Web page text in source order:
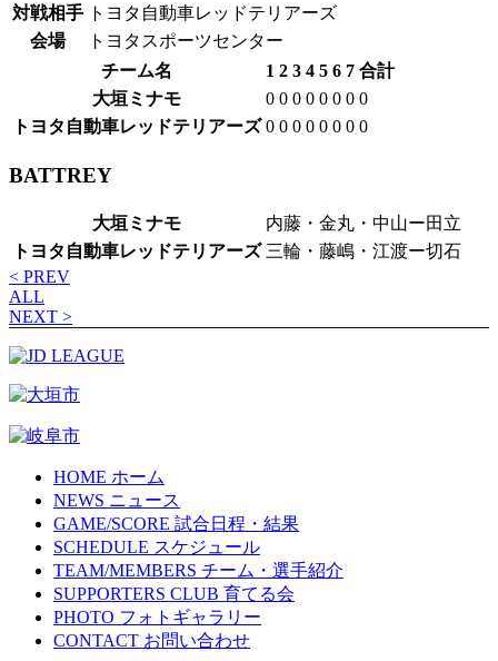
対戦相手 トヨタ自動車レッドテリアーズ
会場
トヨタスポーツセンター
チーム名
1 2 3 4 5 6 7 合計
大垣ミナモ
0 0 0 0 0 0 0 0
トヨタ自動車レッドテリアーズ 0 0 0 0 0 0 0 0
BATTREY
大垣ミナモ
内藤・金丸・中山ー田立
トヨタ自動車レッドテリアーズ 三輪・藤嶋・江渡ー切石
< PREV
ALL
NEXT >
HOME ホーム
NEWS ニュース
GAME/SCORE 試合日程・結果
SCHEDULE スケジュール
TEAM/MEMBERS チーム・選手紹介
SUPPORTERS CLUB 育てる会
PHOTO フォトギャラリー
CONTACT お問い合わせ